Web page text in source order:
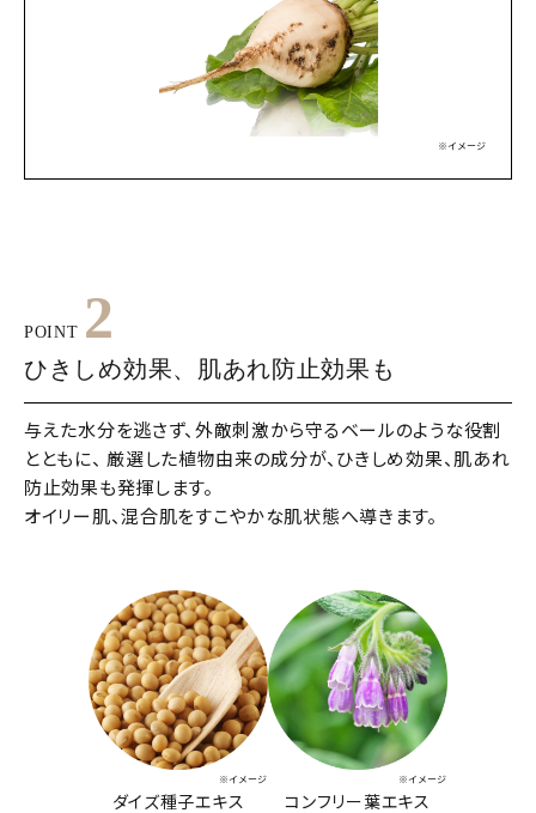
※イメージ
POINT 2
ひきしめ効果、肌あれ防止効果も
与えた水分を逃さず、外敵刺激から守るベールのような役割
とともに、 厳選した植物由来の成分が、ひきしめ効果、肌あれ
防止効果も発揮します。
オイリー肌、混合肌をすこやかな肌状態へ導きます。
※イメージ
ダイズ種子エキス
※イメージ
コンフリー葉エキス